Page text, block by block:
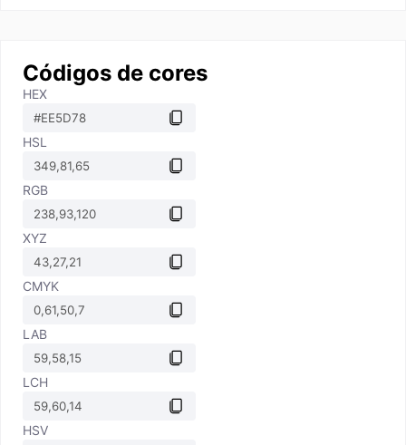
Códigos de cores
HEX
HSL
RGB
XYZ
CMYK
LAB
LCH
HSV